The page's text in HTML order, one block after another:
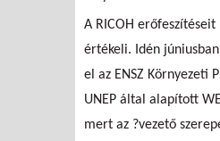
A RICOH
értékeli. Idén
el az ENSZ Környezeti
UNEP által alapított
mert az ?vezető